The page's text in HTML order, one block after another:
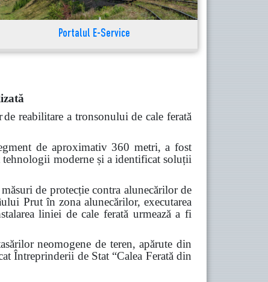
Portalul E-Service
de reabilitare a tronsonului de cale ferată
de aproximativ 360 metri, a fost
tehnologii moderne și a identificat soluții
de protecție contra alunecărilor de
Prut în zona alunecărilor, executarea
liniei de cale ferată urmează a fi
neomogene de teren, apărute din
Întreprinderii de Stat “Calea Ferată din